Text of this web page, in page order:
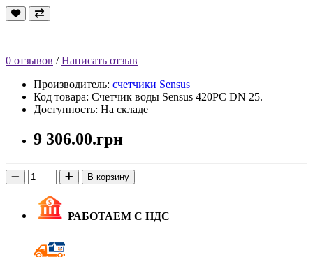
0 отзывов /Написать отзыв
Производитель: счетчики Sensus
Код товара: Счетчик воды Sensus 420PC DN 25.
Доступность: На складе
9 306.00.грн
В корзину
РАБОТАЕМ С НДС